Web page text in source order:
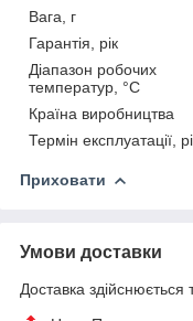
Вага, г
Гарантія, рік
Діапазон робочих
температур, °С
Країна виробництва
Термін експлуатації,
Приховати
Умови доставки
Доставка здійснюється